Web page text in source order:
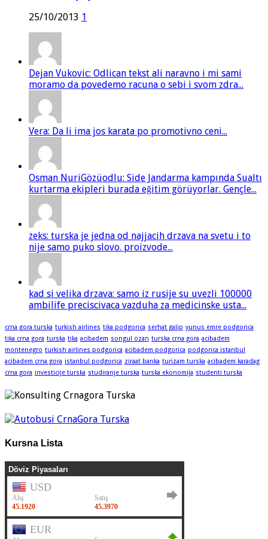
25/10/2013 1
Dejan Vukovic: Odlican tekst ali naravno i mi sami
moramo da povedemo racuna o sebi i svom zdra...
Vera: Da li ima jos karata po promotivno ceni...
Osman NuriGözüodlu: Side Jandarma kampında Sualtı
kurtarma ekipleri burada eğitim görüyorlar. Gençle...
zeks: turska je jedna od najjacih drzava na svetu i to
nije samo puko slovo. proizvode...
kad si velika drzava: samo iz rusije su uvezli 100000
ambilife preciscivaca vazduha za medicinske usta...
crna gora turska turkish airlines tika podgorica serhat galip yunus emre podgorica
tika crna gora turska tika acibadem songul ozan turska crna gora acibadem
montenegro turkish airlines podgorica acibadem podgorica podgorica istanbul
acibadem crna gora istanbul podgorica ziraat banka turizam turska acibadem karadag
crna gora investicije turska studiranje turska turska ekonomija studenti turska
Kursna Lista